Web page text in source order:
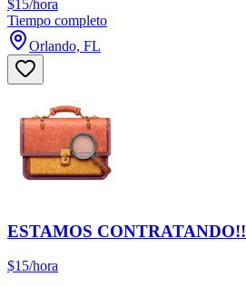
$15/hora
Tiempo completo
Orlando, FL
ESTAMOS CONTRATANDO!!
$15/hora